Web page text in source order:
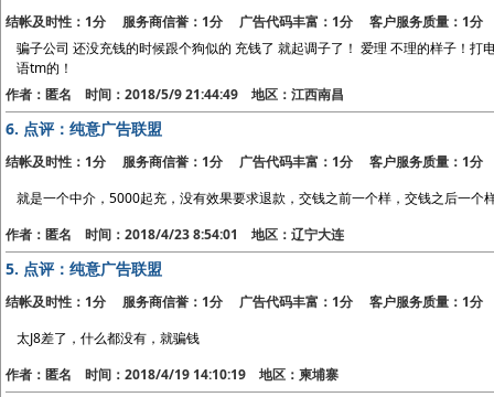
结帐及时性：1分 服务商信誉：1分 广告代码丰富：1分 客户服务质量：1分
骗子公司 还没充钱的时候跟个狗似的 充钱了 就起调子了！ 爱理 不理的样子！
语tm的！
作者：匿名 时间：2018/5/9 21:44:49 地区：江西南昌
6. 点评：纯意广告联盟
结帐及时性：1分 服务商信誉：1分 广告代码丰富：1分 客户服务质量：1分
就是一个中介，5000起充，没有效果要求退款，交钱之前一个样，交钱之后一个
作者：匿名 时间：2018/4/23 8:54:01 地区：辽宁大连
5. 点评：纯意广告联盟
结帐及时性：1分 服务商信誉：1分 广告代码丰富：1分 客户服务质量：1分
太J8差了，什么都没有，就骗钱
作者：匿名 时间：2018/4/19 14:10:19 地区：柬埔寨